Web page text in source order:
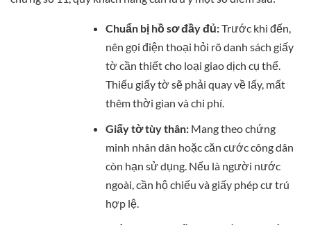
Chuẩn bị hồ sơ đầy đủ:Trước khi đến,
nên gọi điện thoại hỏi rõ danh sách giấy
tờ cần thiết cho loại giao dịch cụ thể.
Thiếu giấy tờ sẽ phải quay về lấy, mất
thêm thời gian và chi phí.
Giấy tờ tùy thân: Mang theo chứng
minh nhân dân hoặc căn cước công dân
còn hạn sử dụng. Nếu là người nước
ngoài, cần hộ chiếu và giấy phép cư trú
hợp lệ.